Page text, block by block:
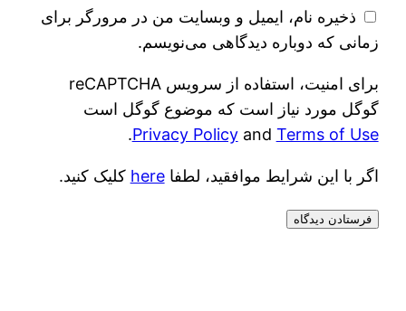
ذخیره نام، ایمیل و وبسایت من در مرورگر برای
زمانی که دوباره دیدگاهی می‌نویسم.
برای امنیت، استفاده از سرویس reCAPTCHA
گوگل مورد نیاز است که موضوع گوگل است
Privacy Policyand Terms of Use
.
اگر با این شرایط موافقید، لطفاhere کلیک کنید.